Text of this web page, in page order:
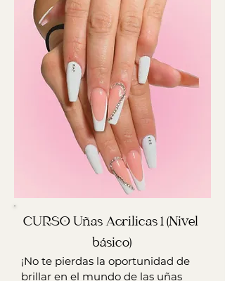
CURSO Uñas Acrilicas 1 (Nivel
básico)
¡No te pierdas la oportunidad de
brillar en el mundo de las uñas